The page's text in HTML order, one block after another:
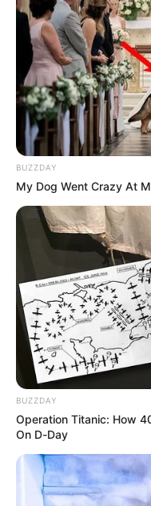
BUZZDAY
My Dog Went Crazy At
BUZZDAY
Operation Titanic: How
On D-Day